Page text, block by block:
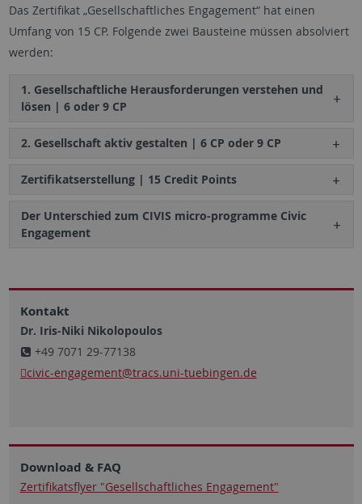
Das Zertifikat „Gesellschaftliches Engagement“ hat einen
Umfang von 15 CP. Folgende zwei Bausteine müssen absolviert
werden:
1. Gesellschaftliche Herausforderungen verstehen und
lösen | 6 oder 9 CP
2. Gesellschaft aktiv gestalten | 6 CP oder 9 CP
Zertifikatserstellung | 15 Credit Points
Der Unterschied zum CIVIS micro-programme Civic
Engagement
Kontakt
Dr. Iris-Niki Nikolopoulos
+49 7071 29-77138
civic-engagement@tracs.uni-tuebingen.de
Download & FAQ
Zertifikatsflyer "Gesellschaftliches Engagement"